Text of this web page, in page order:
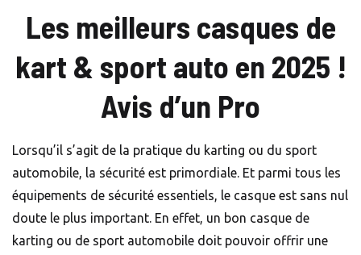
Les meilleurs casques de
kart & sport auto en 2025 !
Avis d’un Pro
Lorsqu’il s’agit de la pratique du karting ou du sport
automobile, la sécurité est primordiale. Et parmi tous les
équipements de sécurité essentiels, le casque est sans nul
doute le plus important. En effet, un bon casque de
karting ou de sport automobile doit pouvoir offrir une